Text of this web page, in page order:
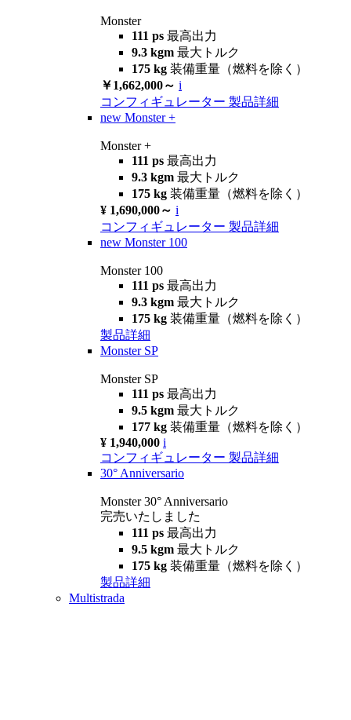
Monster
111 ps 最高出力
9.3 kgm 最大トルク
175 kg 装備重量（燃料を除く）
￥1,662,000～ i
コンフィギュレーター 製品詳細
new Monster +
Monster +
111 ps 最高出力
9.3 kgm 最大トルク
175 kg 装備重量（燃料を除く）
¥ 1,690,000～ i
コンフィギュレーター 製品詳細
new Monster 100
Monster 100
111 ps 最高出力
9.3 kgm 最大トルク
175 kg 装備重量（燃料を除く）
製品詳細
Monster SP
Monster SP
111 ps 最高出力
9.5 kgm 最大トルク
177 kg 装備重量（燃料を除く）
¥ 1,940,000 i
コンフィギュレーター 製品詳細
30° Anniversario
Monster 30° Anniversario
完売いたしました
111 ps 最高出力
9.5 kgm 最大トルク
175 kg 装備重量（燃料を除く）
製品詳細
Multistrada